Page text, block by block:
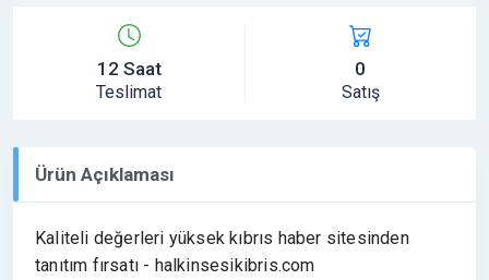
12 Saat
Teslimat
0
Satış
Ürün Açıklaması
Kaliteli değerleri yüksek kıbrıs haber sitesinden
tanıtım fırsatı - halkinsesikibris.com